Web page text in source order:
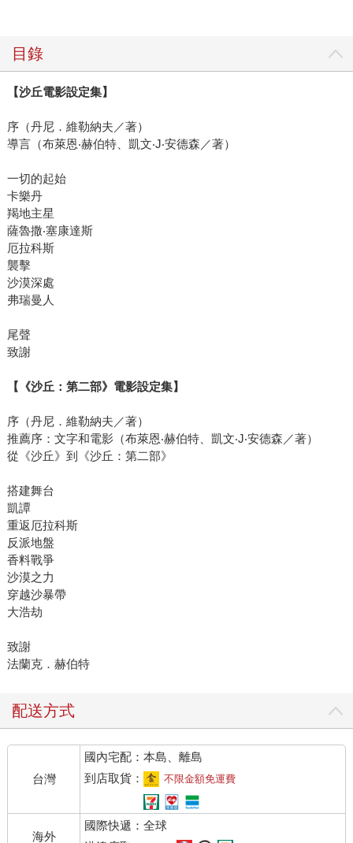
目錄
【沙丘電影設定集】
序（丹尼．維勒納夫／著）
導言（布萊恩‧赫伯特、凱文‧J‧安德森／著）
一切的起始
卡樂丹
羯地主星
薩魯撒‧塞康達斯
厄拉科斯
襲擊
沙漠深處
弗瑞曼人
尾聲
致謝
【《沙丘：第二部》電影設定集】
序（丹尼．維勒納夫／著）
推薦序：文字和電影（布萊恩‧赫伯特、凱文‧J‧安德森／著）
從《沙丘》到《沙丘：第二部》
搭建舞台
凱譚
重返厄拉科斯
反派地盤
香料戰爭
沙漠之力
穿越沙暴帶
大浩劫
致謝
法蘭克．赫伯特
配送方式
台灣
國內宅配：本島、離島
到店取貨：
不限金額免運費
海外
國際快遞：全球